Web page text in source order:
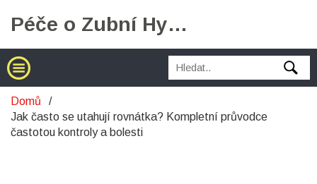
Péče o Zubní Hygienu
Domů
Jak často se utahují rovnátka? Kompletní průvodce
častotou kontroly a bolesti